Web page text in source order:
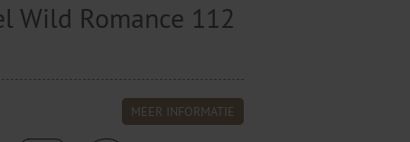
Wild Romance 112
MEER INFORMATIE